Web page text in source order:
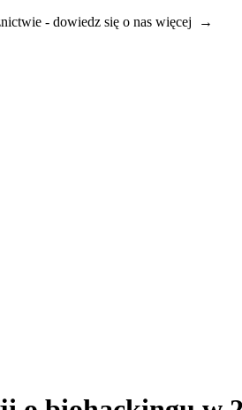
- dowiedz się o nas więcej →